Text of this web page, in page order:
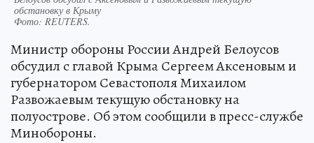
обстановку в Крыму
Фото: REUTERS.
Министр обороны России Андрей Белоусов
обсудил с главой Крыма Сергеем Аксеновым и
губернатором Севастополя Михаилом
Развожаевым текущую обстановку на
полуострове. Об этом сообщили в пресс-службе
Минобороны.